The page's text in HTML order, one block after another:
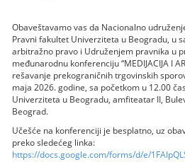
Obaveštavamo vas da Nacionalno
Pravni fakultet Univerziteta u Beogradu, u
arbitražno pravo i Udruženjem pravnika u
međunarodnu konferenciju “MEDIJACIJA I
rešavanje prekograničnih trgovinskih
maja 2026. godine, sa početkom u 12.00
Univerziteta u Beogradu, amfiteatar II,
Beograd.
Učešće na konferenciji je besplatno, uz
preko sledećeg linka:
https://docs.google.com/forms/d/e/